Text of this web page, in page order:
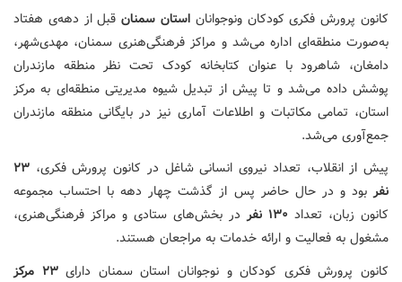
کانون پرورش فکری کودکان ونوجوانان استان سمنان قبل از دهه‌ی هفتاد
به‌صورت منطقه‌ای اداره می‌شد و مراکز فرهنگی‌هنری سمنان، مهدی‌شهر،
دامغان، شاهرود با عنوان کتابخانه کودک تحت نظر منطقه مازندران
پوشش داده می‌شد و تا پیش از تبدیل شیوه مدیریتی منطقه‌ای به مرکز
استان، تمامی مکاتبات و اطلاعات آماری نیز در بایگانی منطقه مازندران
جمع‌آوری می‌شد.
پیش از انقلاب، تعداد نیروی انسانی شاغل در کانون پرورش فکری، ۲۳
نفربود و در حال حاضر پس از گذشت چهار دهه با احتساب مجموعه
کانون زبان، تعداد ۱۳۰ نفر
در بخش‌های ستادی و مراکز فرهنگی‌هنری،
مشغول به فعالیت و ارائه خدمات به مراجعان هستند.
کانون پرورش فکری کودکان و نوجوانان استان سمنان دارای
۲۳ مرکز